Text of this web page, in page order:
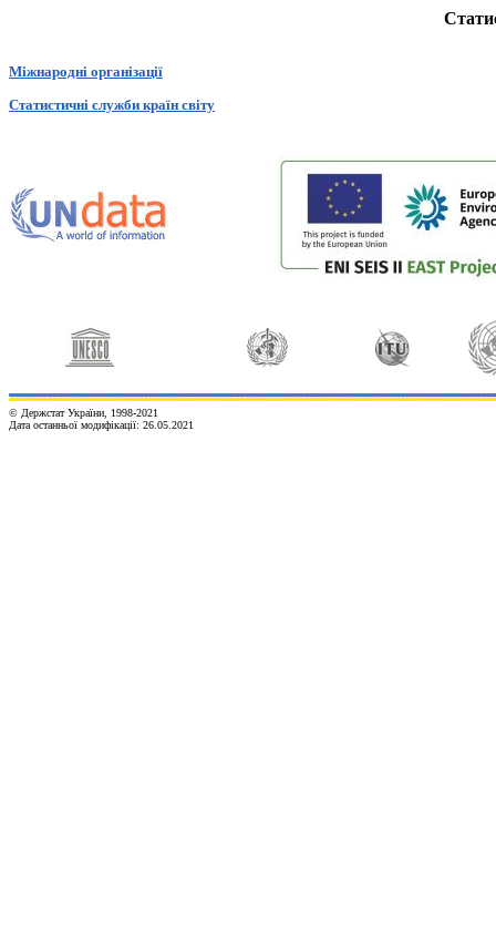
Міжнародні організації
Статистичні служби країн світу
© Держстат України, 1998-2021
Дата останньої модифікації: 26.05.2021